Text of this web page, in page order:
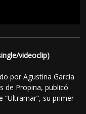
videoclip)
por Agustina García
de Propina, publicó
“Ultramar”, su primer